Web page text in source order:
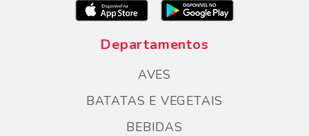
Departamentos
AVES
BATATAS E VEGETAIS
BEBIDAS